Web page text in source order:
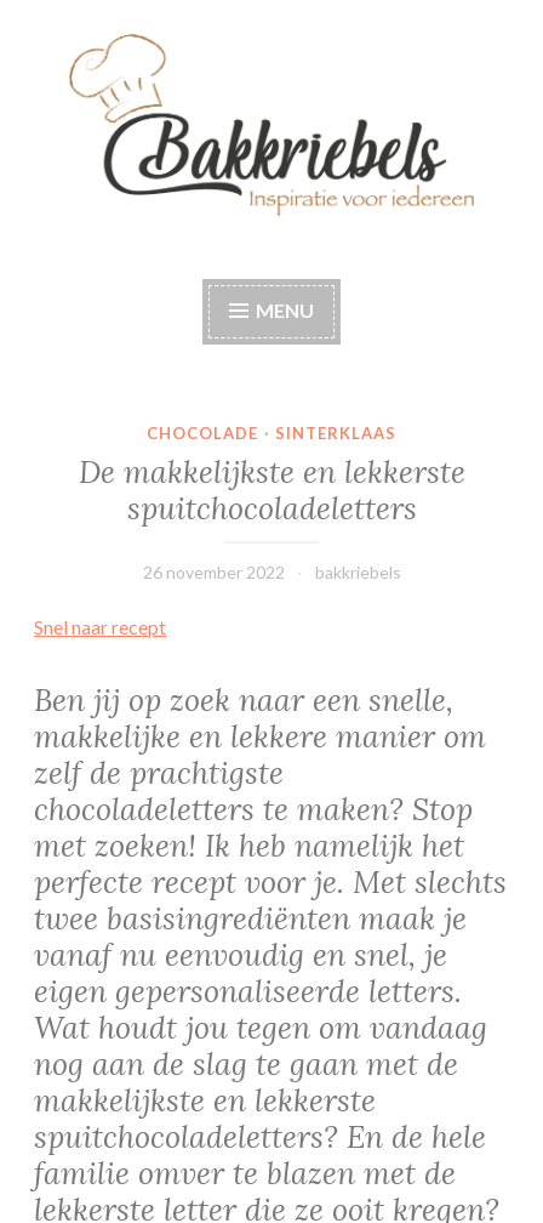
Bakkriebels
MENU
CHOCOLADE · SINTERKLAAS
De makkelijkste en lekkerste
spuitchocoladeletters
26 november 2022 bakkriebels
Snel naar recept
Ben jij op zoek naar een snelle,
makkelijke en lekkere manier om
zelf de prachtigste
chocoladeletters te maken? Stop
met zoeken! Ik heb namelijk het
perfecte recept voor je. Met slechts
twee basisingrediënten maak je
vanaf nu eenvoudig en snel, je
eigen gepersonaliseerde letters.
Wat houdt jou tegen om vandaag
nog aan de slag te gaan met de
makkelijkste en lekkerste
spuitchocoladeletters? En de hele
familie omver te blazen met de
lekkerste letter die ze ooit kregen?